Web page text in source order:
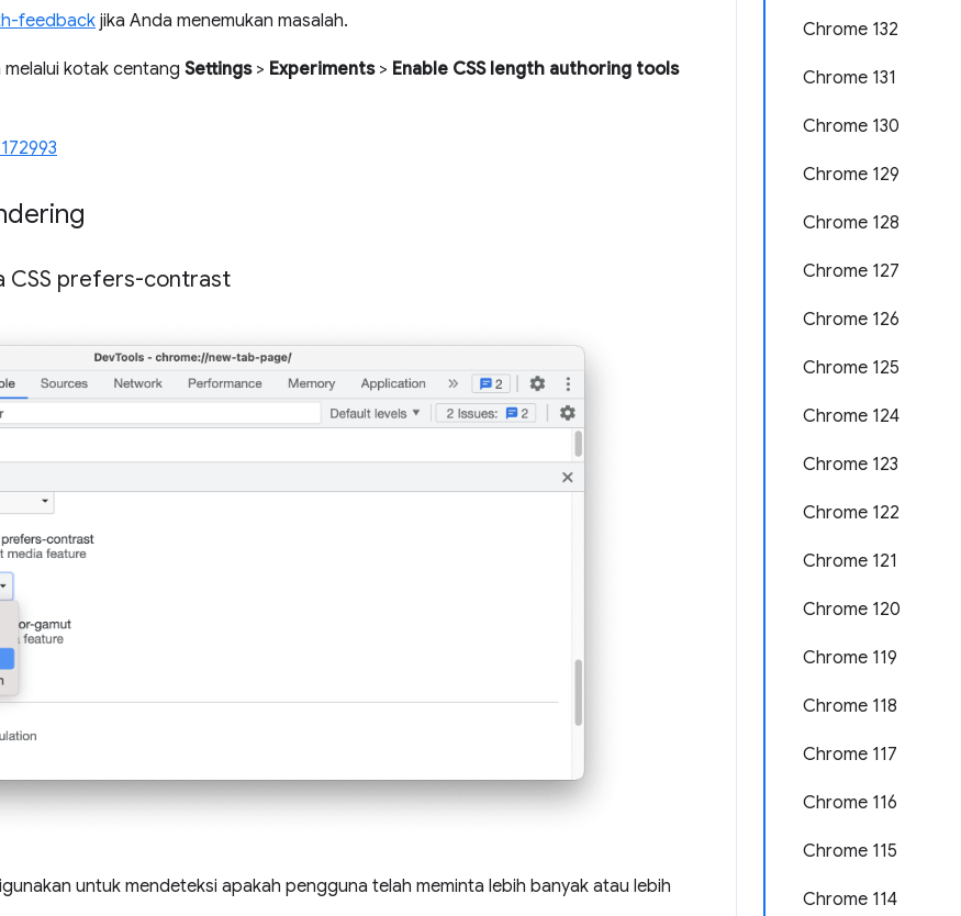
Chrome 132
Chrome 131
Chrome 130
Chrome 129
Chrome 128
Chrome 127
Chrome 126
Chrome 125
Chrome 124
Chrome 123
Chrome 122
Chrome 121
Chrome 120
Chrome 119
Chrome 118
Chrome 117
Chrome 116
Chrome 115
Chrome 114
feedbackjika Anda menemukan masalah.
kotak centang Settings> Experiments> Enable CSS length authoring tools
CSS prefers-contrast
untuk mendeteksi apakah pengguna telah meminta lebih banyak atau lebih